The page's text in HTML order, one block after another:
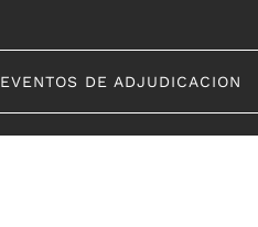
EVENTOS DE ADJUDICACION